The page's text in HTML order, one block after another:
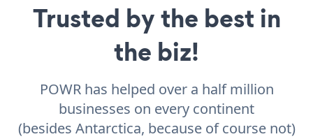
Trusted by the best in
the biz!
POWR has helped over a half million
businesses on every continent
(besides Antarctica, because of course not)